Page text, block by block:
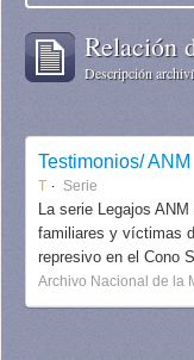
Relación
Descripción
Testimonios/ ANM
T Serie
La serie Legajos
familiares y víctimas
represivo en el Cono
Archivo Nacional de la